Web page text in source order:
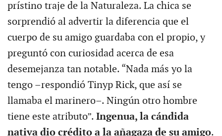
prístino traje de la Naturaleza. La chica se
sorprendió al advertir la diferencia que el
cuerpo de su amigo guardaba con el propio, y
preguntó con curiosidad acerca de esa
desemejanza tan notable. “Nada más yo la
tengo –respondió Tinyp Rick, que así se
llamaba el marinero–. Ningún otro hombre
tiene este atributo”. Ingenua, la cándida
nativa dio crédito a la añagaza de su amigo.